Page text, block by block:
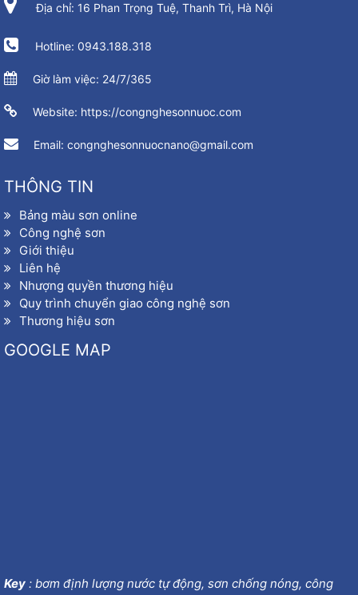
Địa chỉ: 16 Phan Trọng Tuệ, Thanh Trì, Hà Nội
Hotline: 0943.188.318
Giờ làm việc: 24/7/365
Website: https://congnghesonnuoc.com
Email: congnghesonnuocnano@gmail.com
THÔNG TIN
Bảng màu sơn online
Công nghệ sơn
Giới thiệu
Liên hệ
Nhượng quyền thương hiệu
Quy trình chuyển giao công nghệ sơn
Thương hiệu sơn
GOOGLE MAP
Key : bơm định lượng nước tự động, sơn chống nóng, công